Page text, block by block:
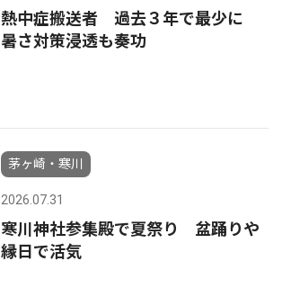
熱中症搬送者 過去３年で最少に
暑さ対策浸透も奏功
茅ヶ崎・寒川
2026.07.31
寒川神社参集殿で夏祭り 盆踊りや
縁日で活気